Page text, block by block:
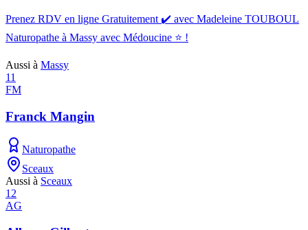
Prenez RDV en ligne Gratuitement ✔️ avec Madeleine TOUBOUL
Naturopathe à Massy avec Médoucine ⭐ !
Aussi à Massy
11
FM
Franck Mangin
Naturopathe
Sceaux
Aussi à Sceaux
12
AG